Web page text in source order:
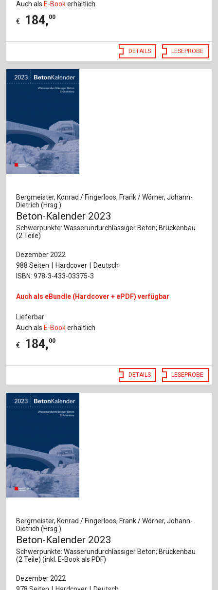
Auch als E-Bookerhältlich
€ 184,00
DETAILS LESEPROBE
Bergmeister, Konrad / Fingerloos, Frank / Wörner, Johann-
Dietrich (Hrsg.)
Beton-Kalender 2023
Schwerpunkte: Wasserundurchlässiger Beton; Brückenbau
(2 Teile)
Dezember 2022
988 Seiten
Hardcover
Deutsch
ISBN: 978-3-433-03375-3
Auch als eBundle (Hardcover + ePDF) verfügbar
Lieferbar
Auch als E-Bookerhältlich
€ 184,00
DETAILS LESEPROBE
Bergmeister, Konrad / Fingerloos, Frank / Wörner, Johann-
Dietrich (Hrsg.)
Beton-Kalender 2023
Schwerpunkte: Wasserundurchlässiger Beton; Brückenbau
(2 Teile) (inkl. E-Book als PDF)
Dezember 2022